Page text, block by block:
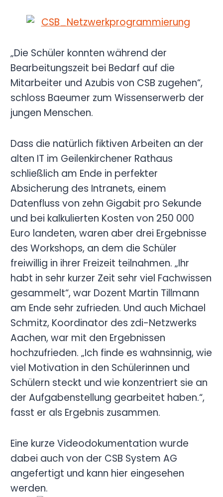
„Die Schüler konnten während der
Bearbeitungszeit bei Bedarf auf die
Mitarbeiter und Azubis von CSB zugehen“,
schloss Baeumer zum Wissenserwerb der
jungen Menschen.
Dass die natürlich fiktiven Arbeiten an der
alten IT im Geilenkirchener Rathaus
schließlich am Ende in perfekter
Absicherung des Intranets, einem
Datenfluss von zehn Gigabit pro Sekunde
und bei kalkulierten Kosten von 250 000
Euro landeten, waren aber drei Ergebnisse
des Workshops, an dem die Schüler
freiwillig in ihrer Freizeit teilnahmen. „Ihr
habt in sehr kurzer Zeit sehr viel Fachwissen
gesammelt“, war Dozent Martin Tillmann
am Ende sehr zufrieden. Und auch Michael
Schmitz, Koordinator des zdi-Netzwerks
Aachen, war mit den Ergebnissen
hochzufrieden. „Ich finde es wahnsinnig, wie
viel Motivation in den Schülerinnen und
Schülern steckt und wie konzentriert sie an
der Aufgabenstellung gearbeitet haben.“,
fasst er als Ergebnis zusammen.
Eine kurze Videodokumentation wurde
dabei auch von der CSB System AG
angefertigt und kann hier eingesehen
werden.